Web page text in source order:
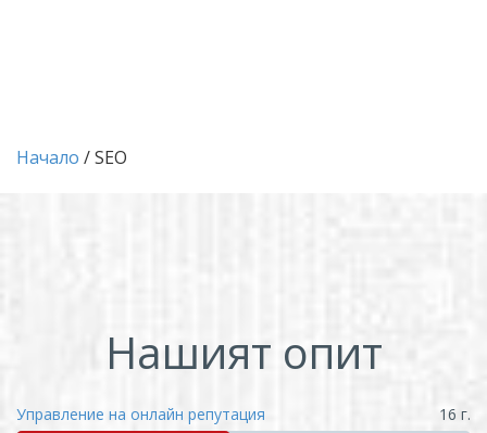
Начало / SEO
Нашият опит
Управление на онлайн репутация 16 г.